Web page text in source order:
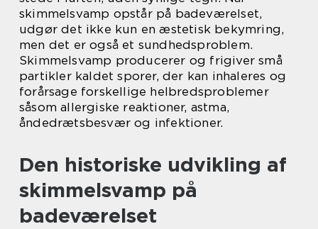
skimmelsvamp opstår på badeværelset,
udgør det ikke kun en æstetisk bekymring,
men det er også et sundhedsproblem.
Skimmelsvamp producerer og frigiver små
partikler kaldet sporer, der kan inhaleres og
forårsage forskellige helbredsproblemer
såsom allergiske reaktioner, astma,
åndedrætsbesvær og infektioner.
Den historiske udvikling af
skimmelsvamp på
badeværelset